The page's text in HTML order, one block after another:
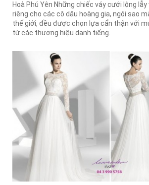
Hoà Phú Yên Những chiếc váy cưới lộng lẫy
riêng cho các cô dâu hoàng gia, ngôi sao
thế giới, đều được chọn lựa cẩn thận với
từ các thương hiệu danh tiếng.